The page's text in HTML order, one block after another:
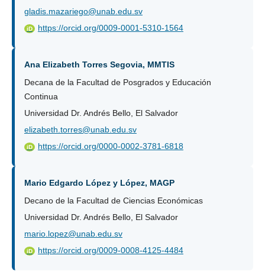
gladis.mazariego@unab.edu.sv
iD https://orcid.org/0009-0001-5310-1564
Ana Elizabeth Torres Segovia, MMTIS
Decana de la Facultad de Posgrados y Educación
Continua
Universidad Dr. Andrés Bello, El Salvador
elizabeth.torres@unab.edu.sv
iD https://orcid.org/0000-0002-3781-6818
Mario Edgardo López y López, MAGP
Decano de la Facultad de Ciencias Económicas
Universidad Dr. Andrés Bello, El Salvador
mario.lopez@unab.edu.sv
iD https://orcid.org/0009-0008-4125-4484